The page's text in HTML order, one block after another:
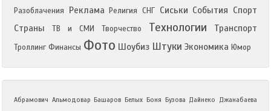
Разоблачения
Реклама Религия СНГ Сиськи События Спорт
Страны
ТВ и СМИ Творчество Технологии Транспорт
Троллинг Финансы Фото Шоубиз Штуки Экономика Юмор
Абрамович Альмодовар Башаров Белых Боня Бузова Дайнеко Джанабаева